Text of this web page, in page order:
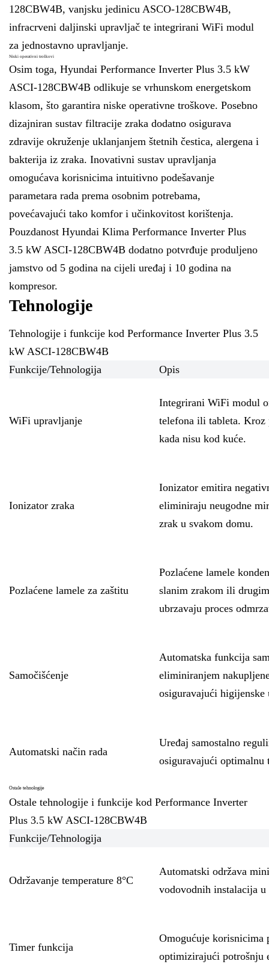
128CBW4B, vanjsku jedinicu ASCO-128CBW4B,
infracrveni daljinski upravljač te integrirani WiFi modul
za jednostavno upravljanje.
Niski operativni troškovi
Osim toga, Hyundai Performance Inverter Plus 3.5 kW
ASCI-128CBW4B odlikuje se vrhunskom energetskom
klasom, što garantira niske operativne troškove. Posebno
dizajniran sustav filtracije zraka dodatno osigurava
zdravije okruženje uklanjanjem štetnih čestica, alergena i
bakterija iz zraka. Inovativni sustav upravljanja
omogućava korisnicima intuitivno podešavanje
parametara rada prema osobnim potrebama,
povećavajući tako komfor i učinkovitost korištenja.
Pouzdanost Hyundai Klima Performance Inverter Plus
3.5 kW ASCI-128CBW4B dodatno potvrđuje produljeno
jamstvo od 5 godina na cijeli uređaj i 10 godina na
kompresor.
Tehnologije
Tehnologije i funkcije kod Performance Inverter Plus 3.5
kW ASCI-128CBW4B
Funkcije/Tehnologija
Opis
WiFi upravljanje
Integrirani WiFi modul
telefona ili tableta.
kada nisu kod kuće.
Ionizator zraka
Ionizator emitira
eliminiraju neugodne
zrak u svakom domu.
Pozlaćene lamele za zaštitu
Pozlaćene lamele
slanim zrakom ili
ubrzavaju proces
Samočišćenje
Automatska funkcija
eliminiranjem
osiguravajući
Automatski način rada
Uređaj samostalno
osiguravajući optimalnu
Ostale tehnologije
Ostale tehnologije i funkcije kod Performance Inverter
Plus 3.5 kW ASCI-128CBW4B
Funkcije/Tehnologija
Održavanje temperature 8°C
Automatski održava
vodovodnih instalacija
Timer funkcija
Omogućuje korisnicima
optimizirajući potrošnju